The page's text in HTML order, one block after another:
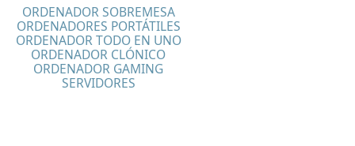
ORDENADOR SOBREMESA
ORDENADORES PORTÁTILES
ORDENADOR TODO EN UNO
ORDENADOR CLÓNICO
ORDENADOR GAMING
SERVIDORES